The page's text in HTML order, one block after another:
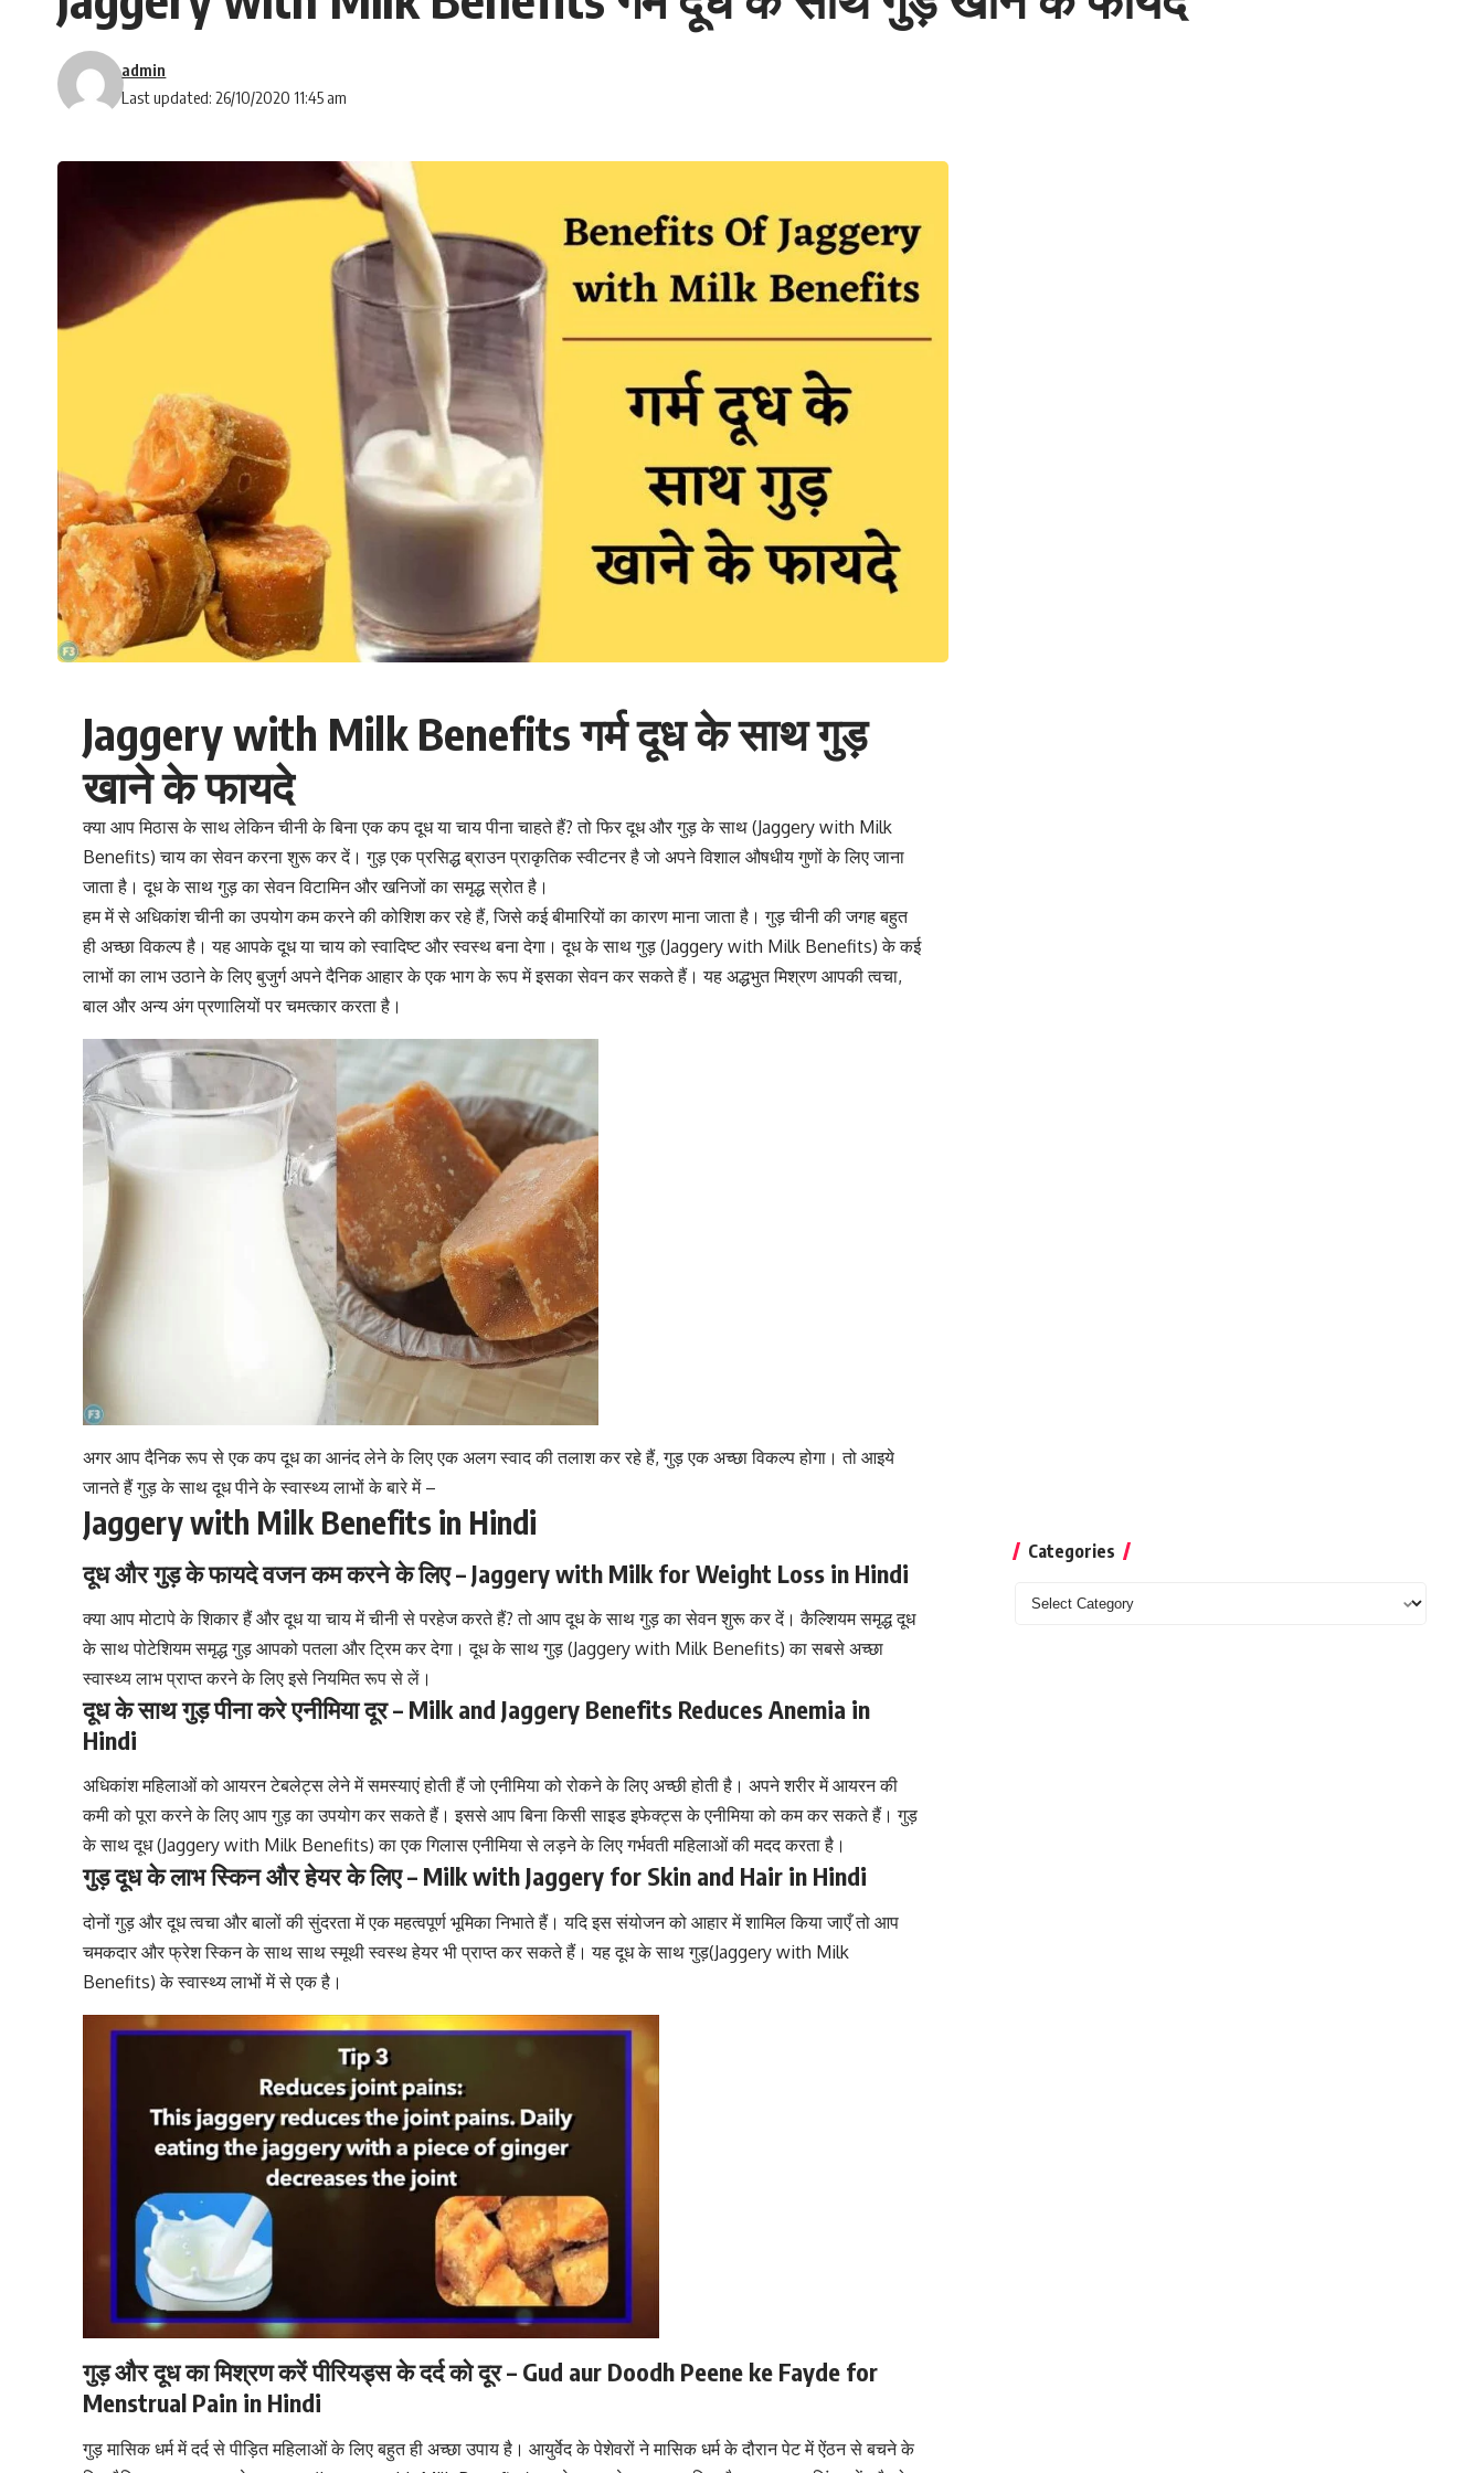
Last updated: 26/10/2020 11:45 am
admin
Jaggery with Milk Benefits गर्म दूध के साथ गुड़
खाने के फायदे
क्या आप मिठास के साथ लेकिन चीनी के बिना एक कप दूध या चाय पीना चाहते हैं? तो फिर दूध और गुड़ के साथ (Jaggery with Milk
Benefits) चाय का सेवन करना शुरू कर दें। गुड़ एक प्रसिद्ध ब्राउन प्राकृतिक स्वीटनर है जो अपने विशाल औषधीय गुणों के लिए जाना
जाता है। दूध के साथ गुड़ का सेवनविटामिनऔर खनिजों का समृद्ध स्रोत है।
हम में से अधिकांश चीनी का उपयोग कम करने की कोशिश कर रहे हैं, जिसे कई बीमारियों का कारण माना जाता है। गुड़ चीनी की जगह बहुत
ही अच्छा विकल्प है। यह आपके दूध या चाय को स्वादिष्ट और स्वस्थ बना देगा। दूध के साथ गुड़ (Jaggery with Milk Benefits) के कई
लाभों का लाभ उठाने के लिए बुजुर्ग अपने दैनिक आहार के एक भाग के रूप में इसका सेवन कर सकते हैं। यह अद्धभुत मिश्रण आपकी त्वचा,
बाल और अन्य अंग प्रणालियों पर चमत्कार करता है।
अगर आप दैनिक रूप से एक कप दूध का आनंद लेने के लिए एक अलग स्वाद की तलाश कर रहे हैं, गुड़ एक अच्छा विकल्प होगा। तो आइये
जानते हैंगुड़के साथ दूध पीने के स्वास्थ्य लाभों के बारे में –
Jaggery with Milk Benefits in Hindi
दूध और गुड़ के फायदे वजन कम करने के लिए – Jaggery with Milk for Weight Loss in Hindi
क्या आप मोटापे के शिकार हैंऔर दूध या चाय में चीनी से परहेज करते हैं? तो आप दूध के साथ गुड़ का सेवन शुरू कर दें। कैल्शियम समृद्ध दूध
के साथ पोटेशियम समृद्ध गुड़ आपको पतला और ट्रिम कर देगा। दूध के साथ गुड़ (Jaggery with Milk Benefits) का सबसे अच्छा
स्वास्थ्य लाभ प्राप्त करने के लिए इसे नियमित रूप से लें।
दूध के साथ गुड़ पीना करे एनीमिया दूर – Milk and Jaggery Benefits Reduces Anemia in
Hindi
अधिकांश महिलाओं को आयरन टेबलेट्स लेने में समस्याएं होती हैं जोएनीमियाको रोकने के लिए अच्छी होती है। अपने शरीर में आयरन की
कमी को पूरा करने के लिए आप गुड़ का उपयोग कर सकते हैं। इससे आप बिना किसी साइड इफेक्ट्स केएनीमियाको कम कर सकते हैं। गुड़
के साथ दूध (Jaggery with Milk Benefits) का एक गिलास एनीमिया से लड़ने के लिए गर्भवती महिलाओं की मदद करता है।
गुड़ दूध के लाभ स्किन और हेयर के लिए – Milk with Jaggery for Skin and Hair in Hindi
दोनों गुड़ और दूध त्वचा और बालों की सुंदरता में एक महत्वपूर्ण भूमिका निभाते हैं। यदि इस संयोजन को आहार में शामिल किया जाएँ तो आप
चमकदार और फ्रेश स्किन के साथ साथ स्मूथीस्वस्थ हेयर भी प्राप्त कर सकते हैं। यह दूध के साथ गुड़(Jaggery with Milk
Benefits) के स्वास्थ्य लाभों में से एक है।
गुड़ और दूध का मिश्रण करें पीरियड्स के दर्द को दूर – Gud aur Doodh Peene ke Fayde for
Menstrual Pain in Hindi
गुड़ मासिक धर्म में दर्द से पीड़ित महिलाओं के लिए बहुत ही अच्छा उपाय है। आयुर्वेद के पेशेवरों ने मासिक धर्म के दौरान पेट में ऐंठन से बचने के
Categories
Categories